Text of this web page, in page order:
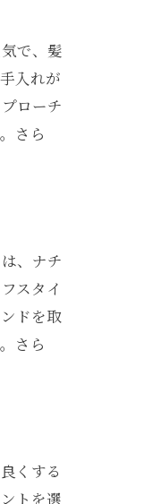
で、髪
入れが
ローチ
さら
、ナチ
スタイ
ドを取
さら
くする
トを選